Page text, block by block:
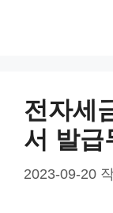
전자세
서 발급
2023-09-20